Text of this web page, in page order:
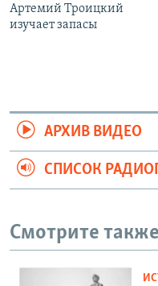
Артемий Троицкий
изучает запасы
АРХИВ ВИДЕО
СПИСОК
Смотрите также